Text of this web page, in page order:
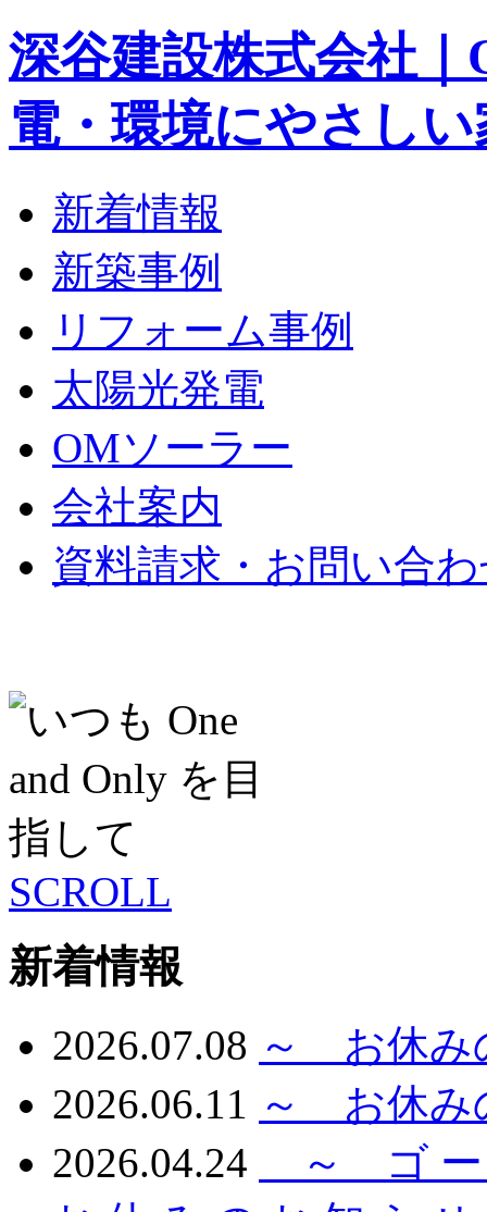
深谷建設株式会社
電・環境にやさし
新着情報
新築事例
リフォーム事例
太陽光発電
OMソーラー
会社案内
資料請求・お問い合
SCROLL
新着情報
2026.07.08 ～ お休み
2026.06.11 ～ お休み
2026.04.24
～ ゴ ー